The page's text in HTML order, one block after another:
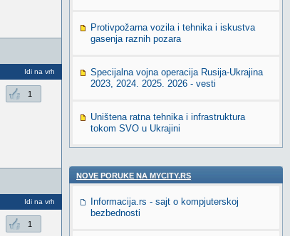
Idi na vrh
1
Idi na vrh
1
Protivpožarna vozila i tehnika i iskustva
gasenja raznih pozara
Specijalna vojna operacija Rusija-Ukrajina
2023, 2024. 2025. 2026 - vesti
Uništena ratna tehnika i infrastruktura
tokom SVO u Ukrajini
NOVE PORUKE NA MYCITY.RS
Informacija.rs - sajt o kompjuterskoj
bezbednosti